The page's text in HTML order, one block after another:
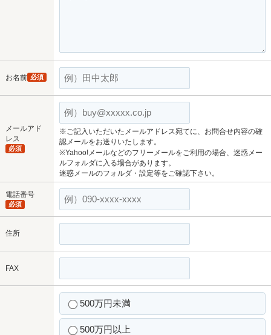
お名前 必須
メールアド
レス
必須
※ご記入いただいたメールアドレス宛てに、お問合せ内容の確
認メールをお送りいたします。
※Yahoo!メールなどのフリーメールをご利用の場合、迷惑メー
ルフォルダに入る場合があります。
迷惑メールのフォルダ・設定等をご確認下さい。
電話番号
必須
住所
FAX
500万円未満
500万円以上